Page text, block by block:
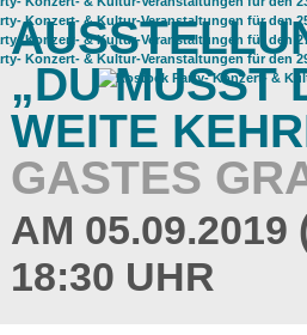
„DU MUSST
WEITE
GASTES
AM 05.09.2019
18:30 UHR